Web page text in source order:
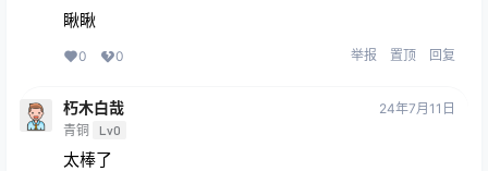
瞅瞅
0 0 举报 置顶 回复
朽木白哉
青铜 Lv0
24年7月11日
太棒了